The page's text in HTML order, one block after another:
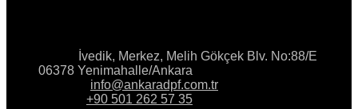
İvedik, Merkez, Melih Gökçek Blv. No:88/E
06378 Yenimahalle/Ankara
info@ankaradpf.com.tr
+90 501 262 57 35